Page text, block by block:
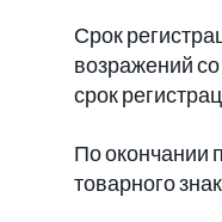
Срок
возражений
срок
По окончании
товарного